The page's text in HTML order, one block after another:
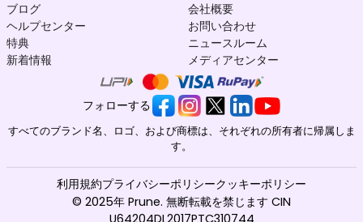
ブログ
ヘルプセンター
特典
新着情報
会社概要
お問い合わせ
ニュースルーム
メディアセンター
フォローする
すべてのブランド名、ロゴ、および商標は、それぞれの所有者に帰属しま
す。
© 2025年 Prune. 無断転載を禁じます CIN
利用規約プライバシーポリシークッキーポリシー